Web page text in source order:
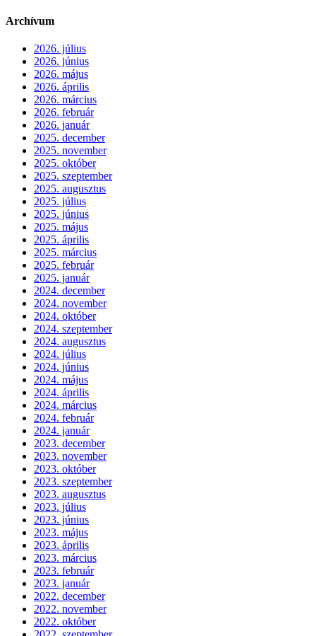
Archívum
2026. július
2026. június
2026. május
2026. április
2026. március
2026. február
2026. január
2025. december
2025. november
2025. október
2025. szeptember
2025. augusztus
2025. július
2025. június
2025. május
2025. április
2025. március
2025. február
2025. január
2024. december
2024. november
2024. október
2024. szeptember
2024. augusztus
2024. július
2024. június
2024. május
2024. április
2024. március
2024. február
2024. január
2023. december
2023. november
2023. október
2023. szeptember
2023. augusztus
2023. július
2023. június
2023. május
2023. április
2023. március
2023. február
2023. január
2022. december
2022. november
2022. október